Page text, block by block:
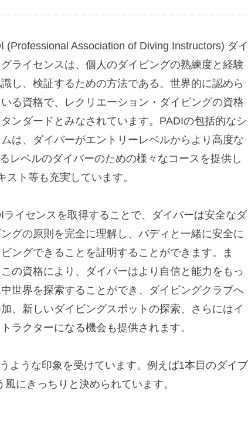
(Professional Association of Diving Instructors) ダイ
グライセンスは、個人のダイビングの熟練度と経験
し、検証するための方法である。世界的に認めら
る資格で、レクリエーション・ダイビングの資格
ンダードとみなされています。PADIの包括的なシ
ムは、ダイバーがエントリーレベルからより高度な
レベルのダイバーのための様々なコースを提供し
ト等も充実しています。
ライセンスを取得することで、ダイバーは安全なダ
グの原則を完全に理解し、バディと一緒に安全に
ングできることを証明することができます。ま
の資格により、ダイバーはより自信と能力をもっ
世界を探索することができ、ダイビングクラブへ
、新しいダイビングスポットの探索、さらにはイ
ラクターになる機会も提供されます。
ような印象を受けています。例えば1本目のダイブ
にきっちりと決められています。